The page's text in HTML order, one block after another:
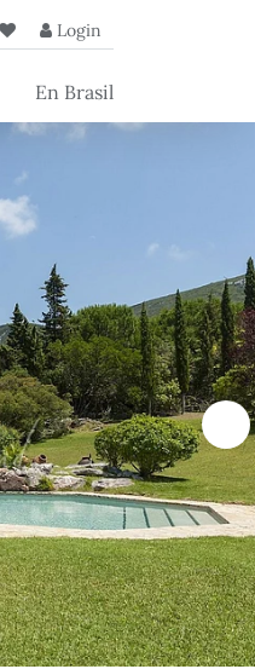
Login
En Brasil